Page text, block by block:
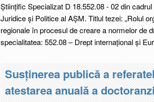
Ştiinţific Specializat D 18.552.08 - 02 din
Juridice și Politice al AŞM. Titlul tezei: „Rolul
regionale în procesul de creare a normelor de
specialitatea: 552.08 – Drept internațional și
Susținerea publică a
atestarea anuală a